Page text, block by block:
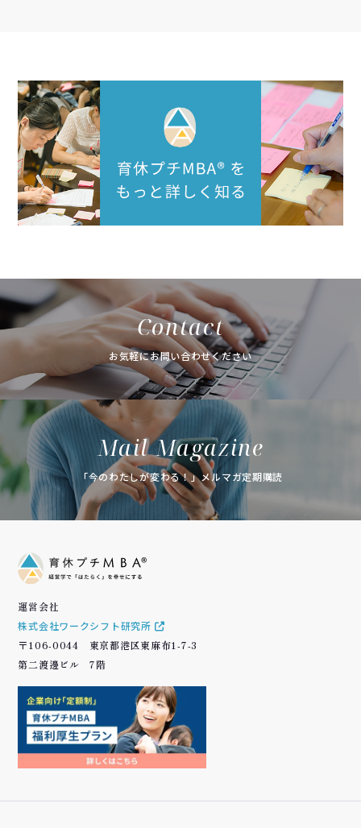
Contact
お気軽にお問い合わせください
Mail Magazine
「今のわたしが変わる！」メルマガ定期購読
運営会社
株式会社ワークシフト研究所
〒106-0044 東京都港区東麻布1-7-3
第二渡邊ビル 7階